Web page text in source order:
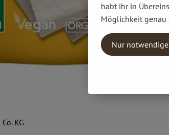
KG
habt ihr in
Möglichkeit genau
Nur